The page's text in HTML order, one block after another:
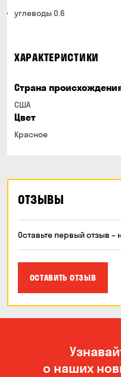
углеводы 0.6
ХАРАКТЕРИСТИКИ
Страна
США
Цвет
Красное
ОТЗЫВЫ
Оставьте первый отзыв
ОСТАВИТЬ ОТЗЫВ
о наших